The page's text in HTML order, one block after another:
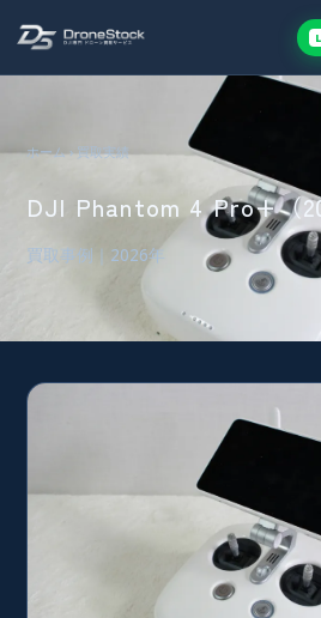
L
ホーム› 買取実績
DJI Phantom 4 Pro+（
買取事例｜2026年